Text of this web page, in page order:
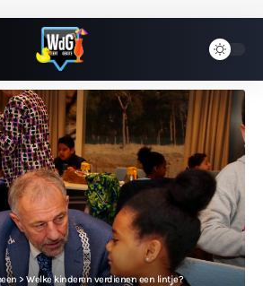
> Welke kinderen verdienen een lintje?